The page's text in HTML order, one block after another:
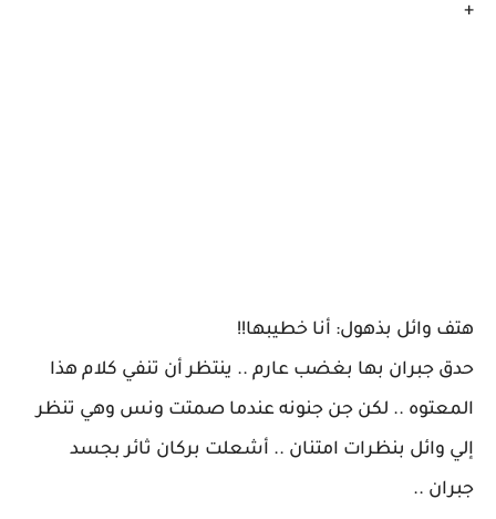
+
هتف وائل بذهول: أنا خطيبها!!
حدق جبران بها بغضب عارم .. ينتظر أن تنفي كلام هذا
المعتوه .. لكن جن جنونه عندما صمتت ونس وهي تنظر
إلي وائل بنظرات امتنان .. أشعلت بركان ثائر بجسد
جبران ..